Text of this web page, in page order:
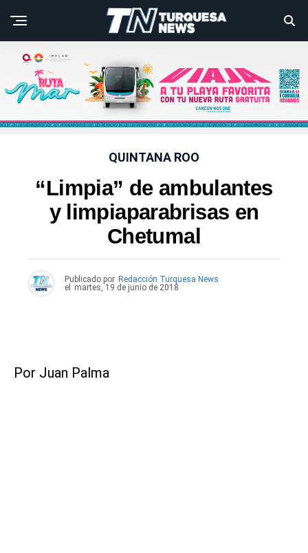
QUINTANA ROO
“Limpia” de ambulantes
y limpiaparabrisas en
Chetumal
Publicado por Redacción Turquesa News
el
martes, 19 de junio de 2018
Por Juan Palma